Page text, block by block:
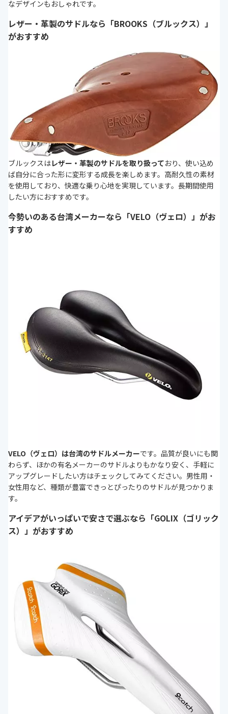
なデザインもおしゃれです。
レザー・革製のサドルなら「BROOKS（ブルックス）」
がおすすめ
ブルックスはレザー・革製のサドルを取り扱っており、使い込め
ば自分に合った形に変形する成長を楽しめます。高耐久性の素材
を使用しており、快適な乗り心地を実現しています。長期間使用
したい方におすすめです。
今勢いのある台湾メーカーなら「VELO（ヴェロ）」がお
すすめ
VELO（ヴェロ）は台湾のサドルメーカーです。品質が良いにも関
わらず、ほかの有名メーカーのサドルよりもかなり安く、手軽に
アップグレードしたい方はチェックしてみてください。男性用・
女性用など、種類が豊富できっとぴったりのサドルが見つかりま
す。
アイデアがいっぱいで安さで選ぶなら「GOLIX（ゴリック
ス）」がおすすめ